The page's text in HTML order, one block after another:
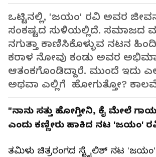
ಒಟ್ಟಿನಲ್ಲಿ, 'ಜಯಂ' ರವಿ ಅವರ
ಸಂಕಷ್ಟದ ಸುಳಿಯಲ್ಲಿದೆ. ಸಮಾಜದ
ನಗುತ್ತಾ ಕಾಣಿಸಿಕೊಳ್ಳುವ ನಟನ
ಕರಾಳ ನೋವು ಕಂಡು ಅವರ
ಆತಂಕಗೊಂಡಿದ್ದಾರೆ. ಮುಂದೆ ಇದು
ಅಥವಾ ಎಲ್ಲಿಗೆ ಹೋಗುತ್ತೋ? ಕಾಲವೇ
"ನಾನು ಸತ್ತು ಹೋಗ್ತೀನಿ, ಕೈ ಮೇಲೆ
ಎಂದು ಕಣ್ಣೀರು ಹಾಕಿದ ನಟ 'ಜಯಂ'
ತಮಿಳು ಚಿತ್ರರಂಗದ ಸ್ಟೈಲಿಶ್ ನಟ 'ಜಯಂ'